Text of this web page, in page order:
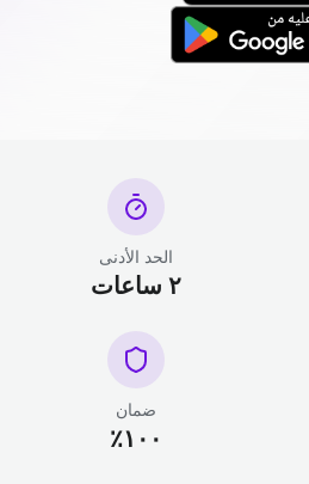
الحد الأدنى
٢ ساعات
ضمان
١٠٠٪